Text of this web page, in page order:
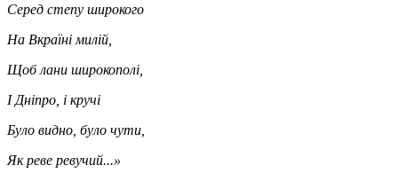
Серед степу широкого
На Вкраїні милій,
Щоб лани широкополі,
І Дніпро, і кручі
Було видно, було чути,
Як реве ревучий...»